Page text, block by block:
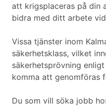
att krigsplaceras på din
bidra med ditt arbete
Vissa tjänster inom
säkerhetsklass, vilket
säkerhetsprövning
komma att genomföras
Du som vill söka jobb